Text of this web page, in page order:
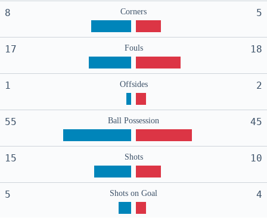
8 Corners 5
17 Fouls 18
1 Offsides 2
55 Ball Possession 45
15 Shots 10
5 Shots on Goal 4